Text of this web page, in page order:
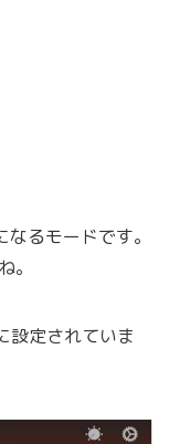
なるモードです。
。
設定されていま